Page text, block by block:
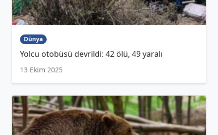
Dünya
Yolcu otobüsü devrildi: 42 ölü, 49 yaralı
13 Ekim 2025